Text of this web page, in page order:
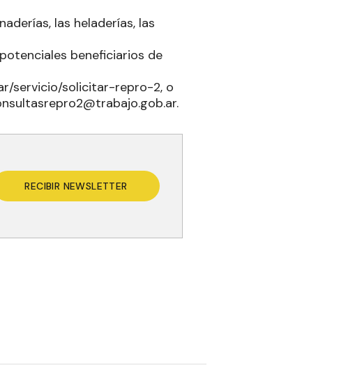
las heladerías, las
beneficiarios de
servicio/solicitar-repro-2, o
RECIBIR NEWSLETTER